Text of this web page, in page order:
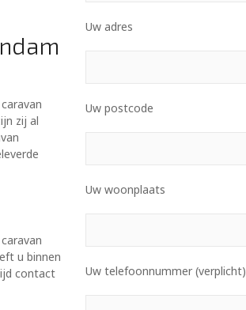
zij al
u binnen
contact
Uw adres
Uw postcode
Uw woonplaats
Uw telefoonnummer (verplicht)